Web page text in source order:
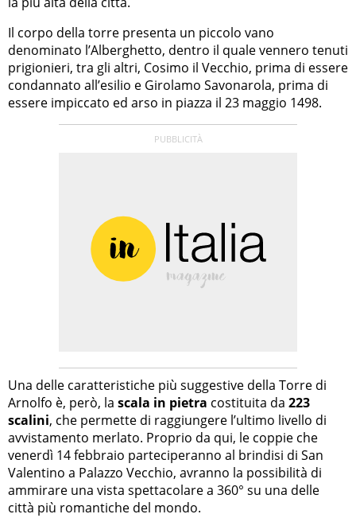
Il corpo della torre presenta un piccolo vano
denominato l’Alberghetto, dentro il quale vennero tenuti
prigionieri, tra gli altri, Cosimo il Vecchio, prima di essere
condannato all’esilio e Girolamo Savonarola, prima di
essere impiccato ed arso in piazza il 23 maggio 1498.
Una delle caratteristiche più suggestive della Torre di
Arnolfo è, però, la scala in pietra costituita da 223
scalini, che permette di raggiungere l’ultimo livello di
avvistamento merlato. Proprio da qui, le coppie che
venerdì 14 febbraio parteciperanno al brindisi di San
Valentino a Palazzo Vecchio, avranno la possibilità di
ammirare una vista spettacolare a 360° su una delle
città più romantiche del mondo.